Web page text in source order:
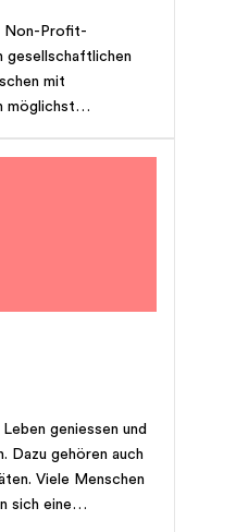
52 Plätzen für
Non-Profit-
gesellschaftlichen
mit
möglichst
Die BSZ Stiftung
und
es aus
Gründen, es gibt
Leben, in denen
notwendig
geniessen und
Dazu gehören auch
Viele Menschen
sich eine